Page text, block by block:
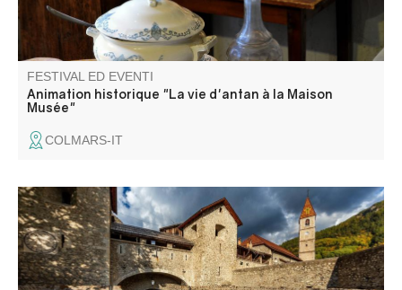
FESTIVAL ED EVENTI
Animation historique "La vie d'antan à la Maison
Musée"
COLMARS-IT
La tradizione della transumanza a piedi, classificata come
patrimonio culturale immateriale dall'UNESCO, dura da
secoli. L'evento "Revendran" celebra la discesa dagli
alpeggi in un'atmosfera conviviale esaltata dai colori